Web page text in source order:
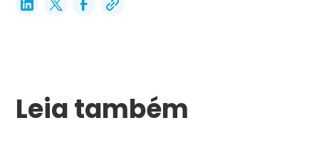
Leia também